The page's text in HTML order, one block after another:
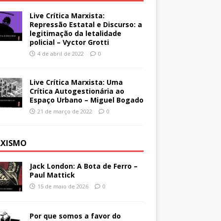
Live Crítica Marxista:
Repressão Estatal e Discurso: a
legitimação da letalidade
policial – Vyctor Grotti
4 de abril de 2022 0
Live Crítica Marxista: Uma
Crítica Autogestionária ao
Espaço Urbano – Miguel Bogado
21 de março de 2022 0
Jack London: A Bota de Ferro –
Paul Mattick
15 de maio de 2026 0
Por que somos a favor do